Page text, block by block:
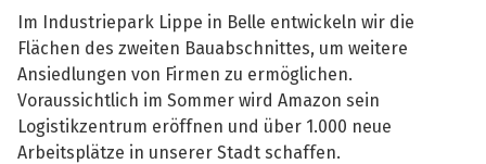
Im Industriepark Lippe in Belle entwickeln wir die
Flächen des zweiten Bauabschnittes, um weitere
Ansiedlungen von Firmen zu ermöglichen.
Voraussichtlich im Sommer wird Amazon sein
Logistikzentrum eröffnen und über 1.000 neue
Arbeitsplätze in unserer Stadt schaffen.